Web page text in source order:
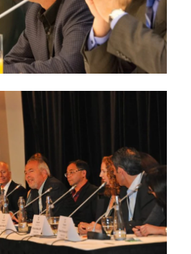
De 2013
26, 2013